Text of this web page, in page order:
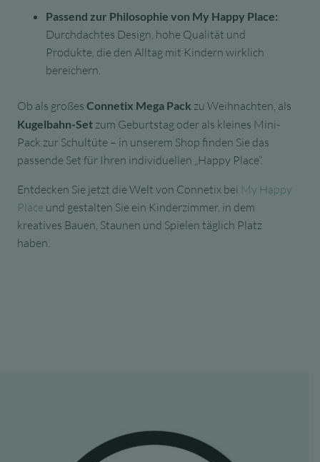
Passend zur Philosophie von My Happy Place:
Durchdachtes Design, hohe Qualität und
Produkte, die den Alltag mit Kindern wirklich
bereichern.
Ob als großes Connetix Mega Pack zu Weihnachten, als
Kugelbahn-Set zum Geburtstag oder als kleines Mini-
Pack zur Schultüte – in unserem Shop finden Sie das
passende Set für Ihren individuellen „Happy Place“.
Entdecken Sie jetzt die Welt von Connetix bei My Happy
Place und gestalten Sie ein Kinderzimmer, in dem
kreatives Bauen, Staunen und Spielen täglich Platz
haben.